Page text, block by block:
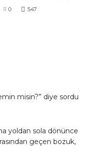
0 547
misin?” diye sordu
yoldan sola dönünce
geçen bozuk,